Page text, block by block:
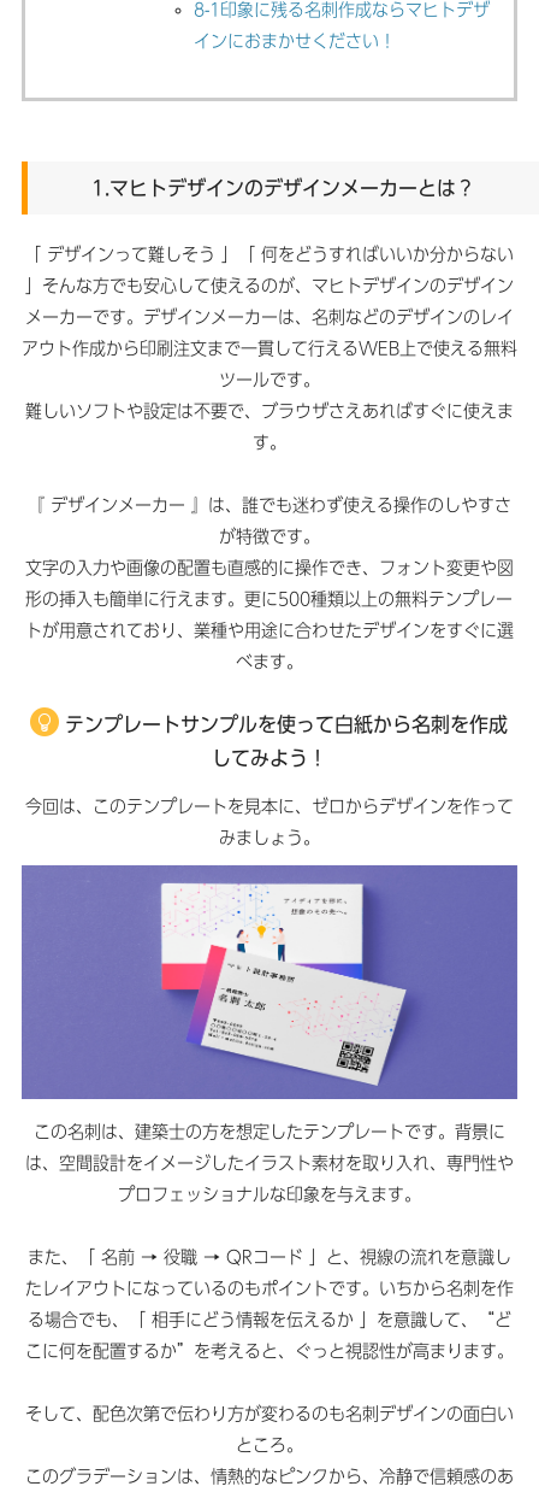
8-1印象に残る名刺作成ならマヒトデザ
インにおまかせください！
1.マヒトデザインのデザインメーカーとは？
「 デザインって難しそう 」「 何をどうすればいいか分からない
」そんな方でも安心して使えるのが、マヒトデザインのデザイン
メーカーです。デザインメーカーは、名刺などのデザインのレイ
アウト作成から印刷注文まで一貫して行えるWEB上で使える無料
ツールです。
難しいソフトや設定は不要で、ブラウザさえあればすぐに使えま
す。
『 デザインメーカー 』は、誰でも迷わず使える操作のしやすさ
が特徴です。
文字の入力や画像の配置も直感的に操作でき、フォント変更や図
形の挿入も簡単に行えます。更に500種類以上の無料テンプレー
トが用意されており、業種や用途に合わせたデザインをすぐに選
べます。
テンプレートサンプルを使って白紙から名刺を作成
してみよう！
今回は、このテンプレートを見本に、ゼロからデザインを作って
みましょう。
この名刺は、建築士の方を想定したテンプレートです。背景に
は、空間設計をイメージしたイラスト素材を取り入れ、専門性や
プロフェッショナルな印象を与えます。
また、「 名前 → 役職 → QRコード 」と、視線の流れを意識し
たレイアウトになっているのもポイントです。いちから名刺を作
る場合でも、「 相手にどう情報を伝えるか 」を意識して、“ど
こに何を配置するか”を考えると、ぐっと視認性が高まります。
そして、配色次第で伝わり方が変わるのも名刺デザインの面白い
ところ。
このグラデーションは、情熱的なピンクから、冷静で信頼感のあ